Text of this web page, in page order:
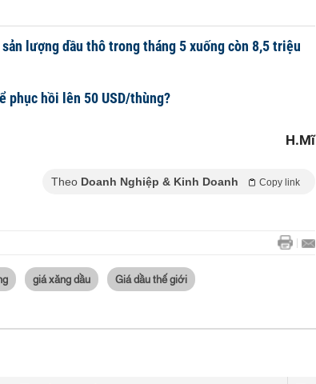
sản lượng dầu thô trong tháng 5 xuống còn 8,5 triệu
phục hồi lên 50 USD/thùng?
H.Mĩ
Theo Doanh Nghiệp & Kinh Doanh Copy link
giá xăng dầu Giá dầu thế giới